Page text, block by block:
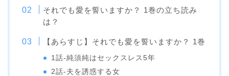
それでも愛を誓いますか？ 1巻の立ち読み
は？
【あらすじ】それでも愛を誓いますか？ 1巻
1話-純須純はセックスレス5年
2話-夫を誘惑する女